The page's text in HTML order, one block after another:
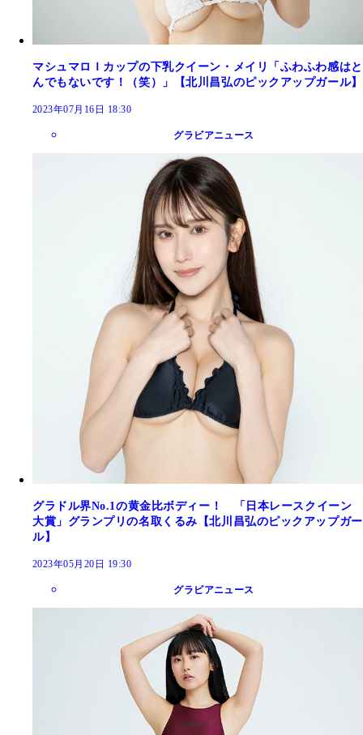
マシュマロＩカップの下乳クイーン・メイリ「ふわふわ感はと
んでもないです！（笑）」【北川昌弘のピックアップガール】
2023年07月16日 18:30
グラビアニュース
グラドル界No.1の黄金比ボディー！ 「日本レースクイーン
大賞」グランプリの名取くるみ【北川昌弘のピックアップガー
ル】
2023年05月20日 19:30
グラビアニュース